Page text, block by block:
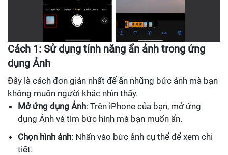
Cách 1: Sử dụng tính năng ẩn ảnh trong ứng
dụng Ảnh
Đây là cách đơn giản nhất để ẩn những bức ảnh mà bạn
không muốn người khác nhìn thấy.
Mở ứng dụng Ảnh: Trên iPhone của bạn, mở ứng
dụng Ảnh và tìm bức hình mà bạn muốn ẩn.
Chọn hình ảnh: Nhấn vào bức ảnh cụ thể để xem chi
tiết.